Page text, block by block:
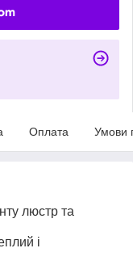
Оплата Умови
люстр та
і